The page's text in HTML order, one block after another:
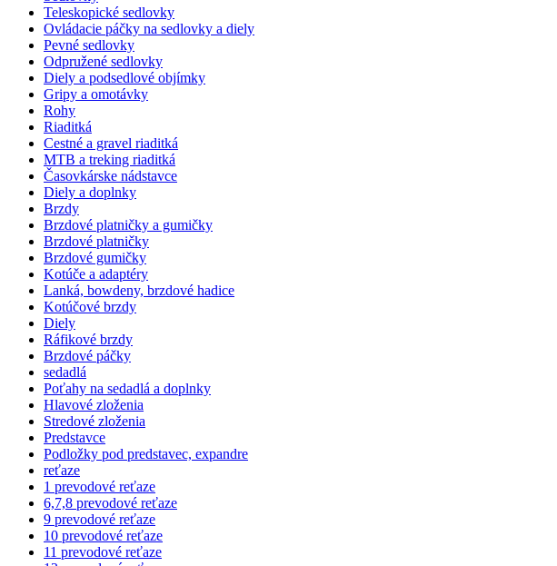
Teleskopické sedlovky
Ovládacie páčky na sedlovky a diely
Pevné sedlovky
Odpružené sedlovky
Diely a podsedlové objímky
Gripy a omotávky
Rohy
Riaditká
Cestné a gravel riaditká
MTB a treking riaditká
Časovkárske nádstavce
Diely a doplnky
Brzdy
Brzdové platničky a gumičky
Brzdové platničky
Brzdové gumičky
Kotúče a adaptéry
Lanká, bowdeny, brzdové hadice
Kotúčové brzdy
Diely
Ráfikové brzdy
Brzdové páčky
sedadlá
Poťahy na sedadlá a doplnky
Hlavové zloženia
Stredové zloženia
Predstavce
Podložky pod predstavec, expandre
reťaze
1 prevodové reťaze
6,7,8 prevodové reťaze
9 prevodové reťaze
10 prevodové reťaze
11 prevodové reťaze